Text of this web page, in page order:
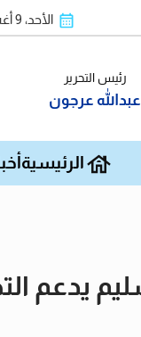
الأحد، 9 أغسطس 2026
رئيس التحرير
عبدالله عرجون
الرئيسية
يدعم